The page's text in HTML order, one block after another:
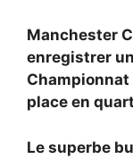
Manchester
enregistrer
Championnat
place en
Le superbe